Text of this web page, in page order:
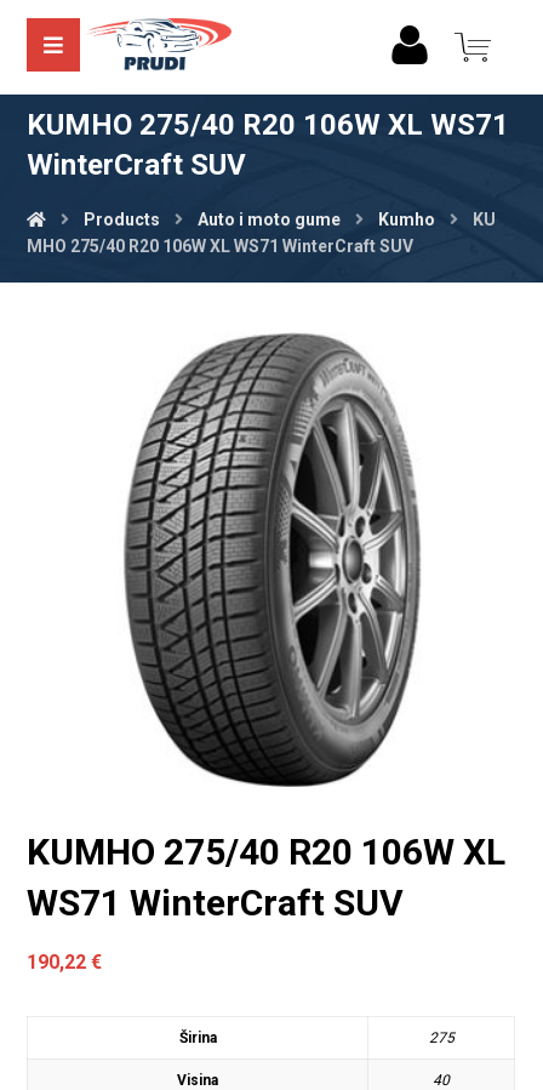
KUMHO 275/40 R20 106W XL WS71
WinterCraft SUV
Products Auto i moto gume Kumho
KU
MHO 275/40 R20 106W XL WS71 WinterCraft SUV
KUMHO 275/40 R20 106W XL
WS71 WinterCraft SUV
190,22€
Širina 275
Visina 40